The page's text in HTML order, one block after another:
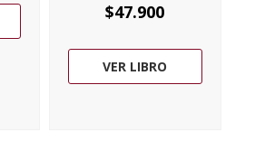
$47.900
VER LIBRO